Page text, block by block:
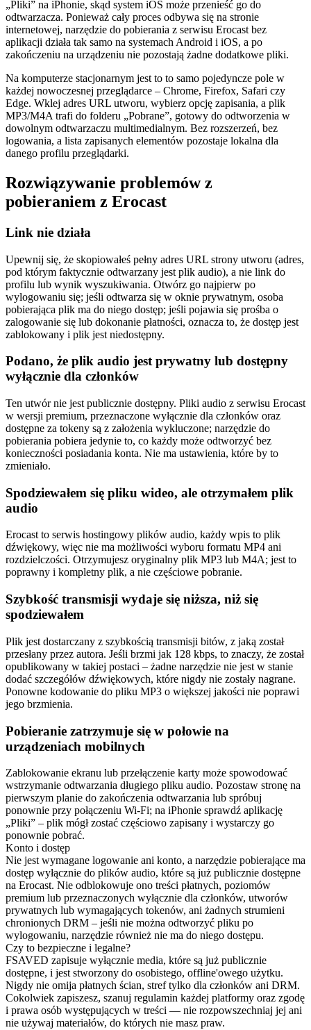
„Pliki” na iPhonie, skąd system iOS może przenieść go do
odtwarzacza. Ponieważ cały proces odbywa się na stronie
internetowej, narzędzie do pobierania z serwisu Erocast bez
aplikacji działa tak samo na systemach Android i iOS, a po
zakończeniu na urządzeniu nie pozostają żadne dodatkowe pliki.
Na komputerze stacjonarnym jest to to samo pojedyncze pole w
każdej nowoczesnej przeglądarce – Chrome, Firefox, Safari czy
Edge. Wklej adres URL utworu, wybierz opcję zapisania, a plik
MP3/M4A trafi do folderu „Pobrane”, gotowy do odtworzenia w
dowolnym odtwarzaczu multimedialnym. Bez rozszerzeń, bez
logowania, a lista zapisanych elementów pozostaje lokalna dla
danego profilu przeglądarki.
Rozwiązywanie problemów z
pobieraniem z Erocast
Link nie działa
Upewnij się, że skopiowałeś pełny adres URL strony utworu (adres,
pod którym faktycznie odtwarzany jest plik audio), a nie link do
profilu lub wynik wyszukiwania. Otwórz go najpierw po
wylogowaniu się; jeśli odtwarza się w oknie prywatnym, osoba
pobierająca plik ma do niego dostęp; jeśli pojawia się prośba o
zalogowanie się lub dokonanie płatności, oznacza to, że dostęp jest
zablokowany i plik jest niedostępny.
Podano, że plik audio jest prywatny lub dostępny
wyłącznie dla członków
Ten utwór nie jest publicznie dostępny. Pliki audio z serwisu Erocast
w wersji premium, przeznaczone wyłącznie dla członków oraz
dostępne za tokeny są z założenia wykluczone; narzędzie do
pobierania pobiera jedynie to, co każdy może odtworzyć bez
konieczności posiadania konta. Nie ma ustawienia, które by to
zmieniało.
Spodziewałem się pliku wideo, ale otrzymałem plik
audio
Erocast to serwis hostingowy plików audio, każdy wpis to plik
dźwiękowy, więc nie ma możliwości wyboru formatu MP4 ani
rozdzielczości. Otrzymujesz oryginalny plik MP3 lub M4A; jest to
poprawny i kompletny plik, a nie częściowe pobranie.
Szybkość transmisji wydaje się niższa, niż się
spodziewałem
Plik jest dostarczany z szybkością transmisji bitów, z jaką został
przesłany przez autora. Jeśli brzmi jak 128 kbps, to znaczy, że został
opublikowany w takiej postaci – żadne narzędzie nie jest w stanie
dodać szczegółów dźwiękowych, które nigdy nie zostały nagrane.
Ponowne kodowanie do pliku MP3 o większej jakości nie poprawi
jego brzmienia.
Pobieranie zatrzymuje się w połowie na
urządzeniach mobilnych
Zablokowanie ekranu lub przełączenie karty może spowodować
wstrzymanie odtwarzania długiego pliku audio. Pozostaw stronę na
pierwszym planie do zakończenia odtwarzania lub spróbuj
ponownie przy połączeniu Wi-Fi; na iPhonie sprawdź aplikację
„Pliki” – plik mógł zostać częściowo zapisany i wystarczy go
ponownie pobrać.
Konto i dostęp
Nie jest wymagane logowanie ani konto, a narzędzie pobierające ma
dostęp wyłącznie do plików audio, które są już publicznie dostępne
na Erocast. Nie odblokowuje ono treści płatnych, poziomów
premium lub przeznaczonych wyłącznie dla członków, utworów
prywatnych lub wymagających tokenów, ani żadnych strumieni
chronionych DRM – jeśli nie można odtworzyć pliku po
wylogowaniu, narzędzie również nie ma do niego dostępu.
Czy to bezpieczne i legalne?
FSAVED zapisuje wyłącznie media, które są już publicznie
dostępne, i jest stworzony do osobistego, offline'owego użytku.
Nigdy nie omija płatnych ścian, stref tylko dla członków ani DRM.
Cokolwiek zapiszesz, szanuj regulamin każdej platformy oraz zgodę
i prawa osób występujących w treści — nie rozpowszechniaj jej ani
nie używaj materiałów, do których nie masz praw.